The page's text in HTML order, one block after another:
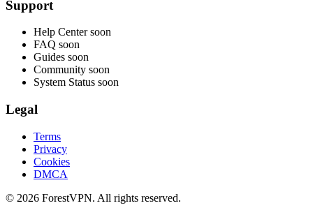
Support
Help Center soon
FAQ soon
Guides soon
Community soon
System Status soon
Legal
Terms
Privacy
Cookies
DMCA
© 2026 ForestVPN. All rights reserved.